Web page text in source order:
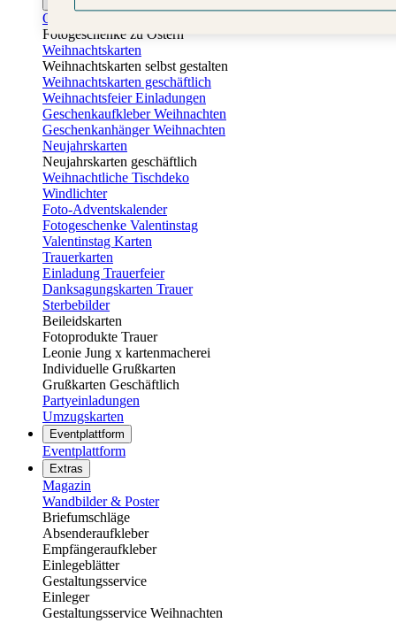
Osterkarten
Fotogeschenke zu Ostern
Weihnachtskarten
Weihnachtskarten selbst gestalten
Weihnachtskarten geschäftlich
Weihnachtsfeier Einladungen
Geschenkaufkleber Weihnachten
Geschenkanhänger Weihnachten
Neujahrskarten
Neujahrskarten geschäftlich
Weihnachtliche Tischdeko
Windlichter
Foto-Adventskalender
Fotogeschenke Valentinstag
Valentinstag Karten
Trauerkarten
Einladung Trauerfeier
Danksagungskarten Trauer
Sterbebilder
Beileidskarten
Fotoprodukte Trauer
Leonie Jung x kartenmacherei
Individuelle Grußkarten
Grußkarten Geschäftlich
Partyeinladungen
Umzugskarten
Eventplattform
Eventplattform
Extras
Magazin
Wandbilder & Poster
Briefumschläge
Absenderaufkleber
Empfängeraufkleber
Einlegeblätter
Gestaltungsservice
Einleger
Gestaltungsservice Weihnachten